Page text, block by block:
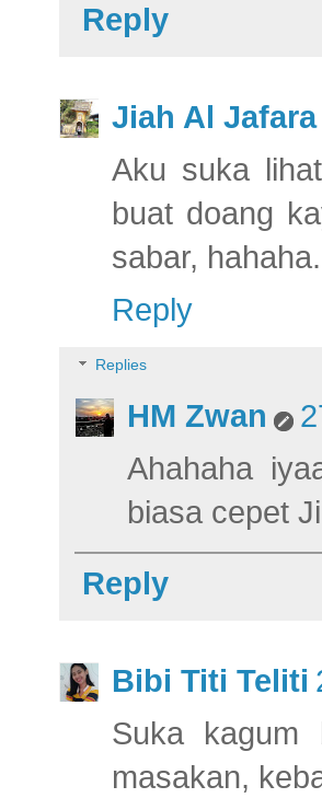
Reply
Jiah Al Jafara
Aku suka
buat doang
sabar,
Reply
Replies
HM Zwan
Ahahaha
biasa cepet
Reply
Bibi Titi Teliti
Suka kagum
masakan,